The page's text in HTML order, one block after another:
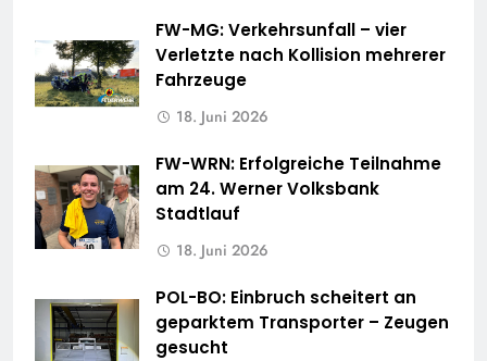
FW-MG: Verkehrsunfall – vier
Verletzte nach Kollision mehrerer
Fahrzeuge
18. Juni 2026
FW-WRN: Erfolgreiche Teilnahme
am 24. Werner Volksbank
Stadtlauf
18. Juni 2026
POL-BO: Einbruch scheitert an
geparktem Transporter – Zeugen
gesucht